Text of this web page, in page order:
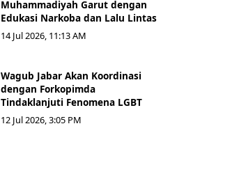
Muhammadiyah Garut dengan
Edukasi Narkoba dan Lalu Lintas
14 Jul 2026, 11:13 AM
Wagub Jabar Akan Koordinasi
dengan Forkopimda
Tindaklanjuti Fenomena LGBT
12 Jul 2026, 3:05 PM